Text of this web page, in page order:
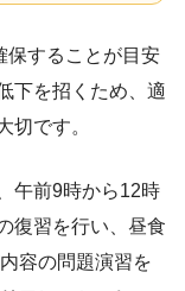
保することが目安
下を招くため、適
切です。
午前9時から12時
復習を行い、昼食
容の問題演習を